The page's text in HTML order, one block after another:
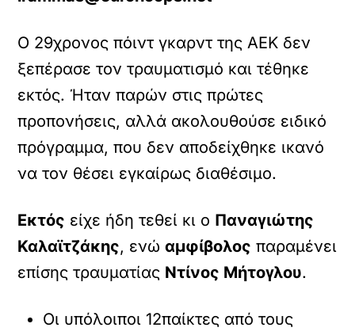
Ο 29χρονος πόιντ γκαρντ της ΑΕΚ δεν
ξεπέρασε τον τραυματισμό και τέθηκε
εκτός. Ήταν παρών στις πρώτες
προπονήσεις, αλλά ακολουθούσε ειδικό
πρόγραμμα, που δεν αποδείχθηκε ικανό
να τον θέσει εγκαίρως διαθέσιμο.
Εκτός είχε ήδη τεθεί κι ο Παναγιώτης
Καλαϊτζάκης, ενώαμφίβολος παραμένει
επίσης τραυματίας Ντίνος Μήτογλου.
Οι υπόλοιποι 12παίκτες από τους